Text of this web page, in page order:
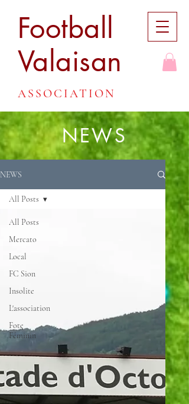
Football
Valaisan
ASSOCIATION
NEWS
NEWS
All Posts
Mercato
Local
FC Sion
Insolite
L'association
Fote
Féminin
All Posts